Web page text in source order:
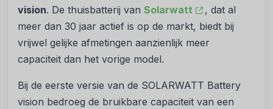
vision. De thuisbatterij van Solarwatt
, dat al
meer dan 30 jaar actief is op de markt, biedt bij
vrijwel gelijke afmetingen aanzienlijk meer
capaciteit dan het vorige model.
Bij de eerste versie van de SOLARWATT Battery
vision bedroeg de bruikbare capaciteit van een